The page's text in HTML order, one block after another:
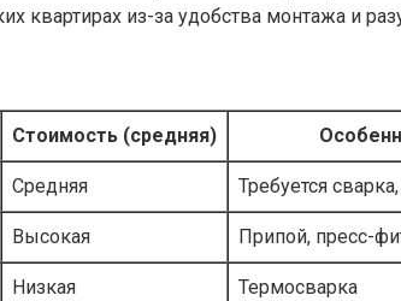
из-за удобства монтажа и
Стоимость (средняя)
Средняя Требуется
Высокая Припой, пресс-
Низкая Термосварка